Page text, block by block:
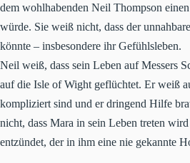
dem wohlhabenden Neil Thompson
würde. Sie weiß nicht, dass der
könnte – insbesondere ihr Gefühlsleben.
Neil weiß, dass sein Leben auf Messers
auf die Isle of Wight geflüchtet. Er weiß
kompliziert sind und er dringend Hilfe
nicht, dass Mara in sein Leben treten
entzündet, der in ihm eine nie gekannte